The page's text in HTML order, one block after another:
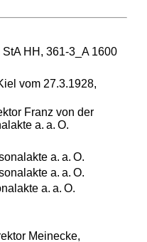
HH, 361-3_A 1600
vom 27.3.1928,
Franz von der
a. a. O.
a. a. O.
a. a. O.
a. a. O.
Meinecke,